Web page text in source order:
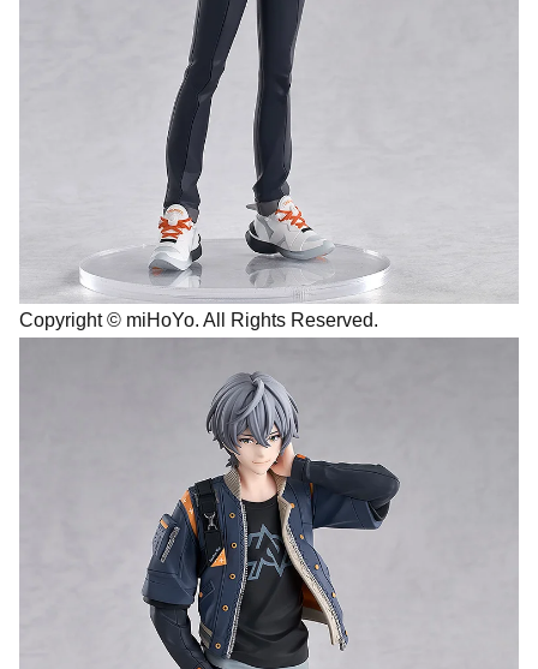
Copyright © miHoYo. All Rights Reserved.